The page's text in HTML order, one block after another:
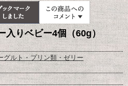
入りベビー4個（60g）
グルト・プリン類・ゼリー